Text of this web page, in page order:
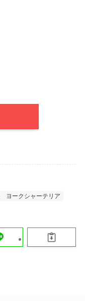
ヨークシャーテリア